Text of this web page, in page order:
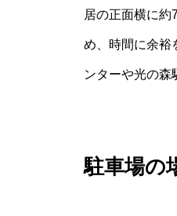
居の正面横に約
め、時間に余裕
ンターや光の森
駐車場の